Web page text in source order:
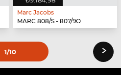
Marc Jacobs
MARC 808/S - 807/9O
1/10 ›